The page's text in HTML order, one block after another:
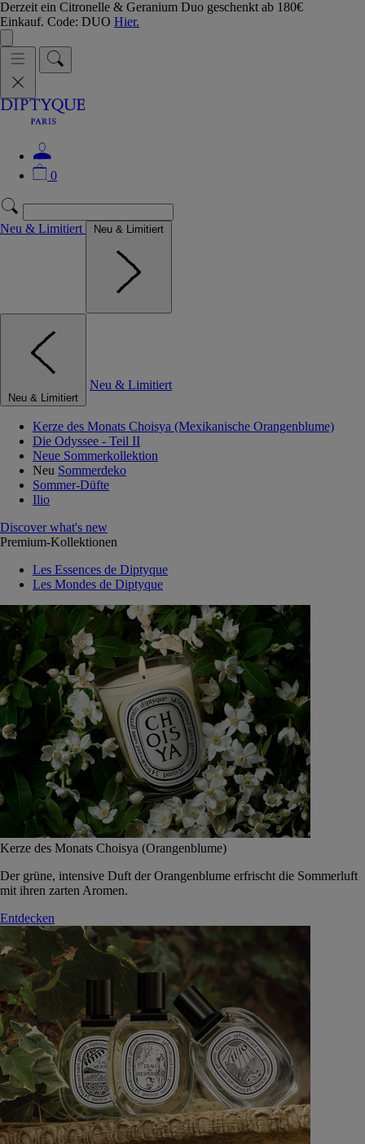
Derzeit ein Citronelle & Geranium Duo geschenkt ab 180€
Einkauf. Code: DUO Hier.
0
Neu & Limitiert Neu & Limitiert
Neu & Limitiert
Neu & Limitiert
Kerze des Monats Choisya (Mexikanische Orangenblume)
Die Odyssee - Teil II
Neue Sommerkollektion
Neu Sommerdeko
Sommer-Düfte
Ilio
Discover what's new
Premium-Kollektionen
Les Essences de Diptyque
Les Mondes de Diptyque
Kerze des Monats Choisya (Orangenblume)
Der grüne, intensive Duft der Orangenblume erfrischt die Sommerluft
mit ihren zarten Aromen.
Entdecken